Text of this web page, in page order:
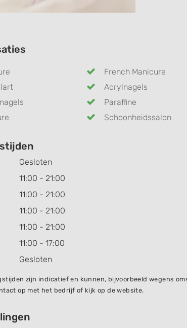
French Manicure
Acrylnagels
Paraffine
Schoonheidssalon
Gesloten
11:00 - 21:00
11:00 - 21:00
11:00 - 21:00
11:00 - 21:00
11:00 - 17:00
Gesloten
zijn indicatief en kunnen, bijvoorbeeld wegens
op met het bedrijf of kijk op de website.